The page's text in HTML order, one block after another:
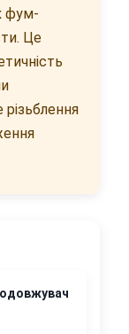
фум-
Це